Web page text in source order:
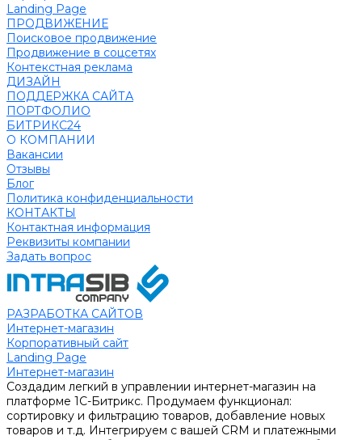
Landing Page
ПРОДВИЖЕНИЕ
Поисковое продвижение
Продвижение в соцсетях
Контекстная реклама
ДИЗАЙН
ПОДДЕРЖКА САЙТА
ПОРТФОЛИО
БИТРИКС24
О КОМПАНИИ
Вакансии
Отзывы
Блог
Политика конфиденциальности
КОНТАКТЫ
Контактная информация
Реквизиты компании
Задать вопрос
РАЗРАБОТКА САЙТОВ
Интернет-магазин
Корпоративный сайт
Landing Page
Интернет-магазин
Создадим легкий в управлении интернет-магазин на
платформе 1С-Битрикс. Продумаем функционал:
сортировку и фильтрацию товаров, добавление новых
товаров и т.д. Интегрируем с вашей CRM и платежными